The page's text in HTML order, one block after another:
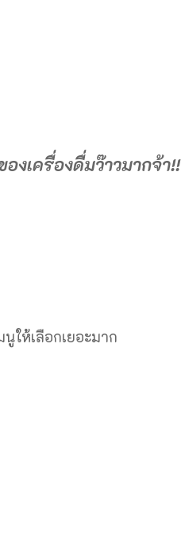
งเครื่องดื่มว๊าวมากจ้า!!
ให้เลือกเยอะมาก